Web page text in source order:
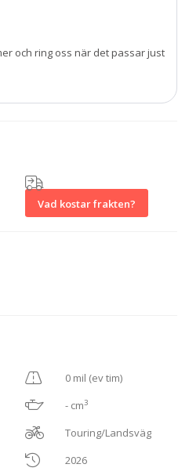
och ring oss när det passar just
Vad kostar frakten?
0 mil (ev tim)
- cm3
Touring/Landsväg
2026